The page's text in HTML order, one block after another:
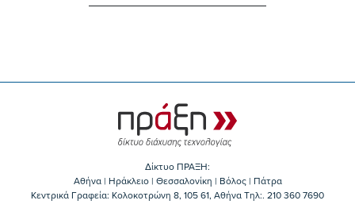
Δίκτυο ΠΡΑΞΗ:
Αθήνα | Ηράκλειο | Θεσσαλονίκη | Βόλος | Πάτρα
Κεντρικά Γραφεία: Kολοκοτρώνη 8, 105 61, Αθήνα Τηλ:. 210 360 7690